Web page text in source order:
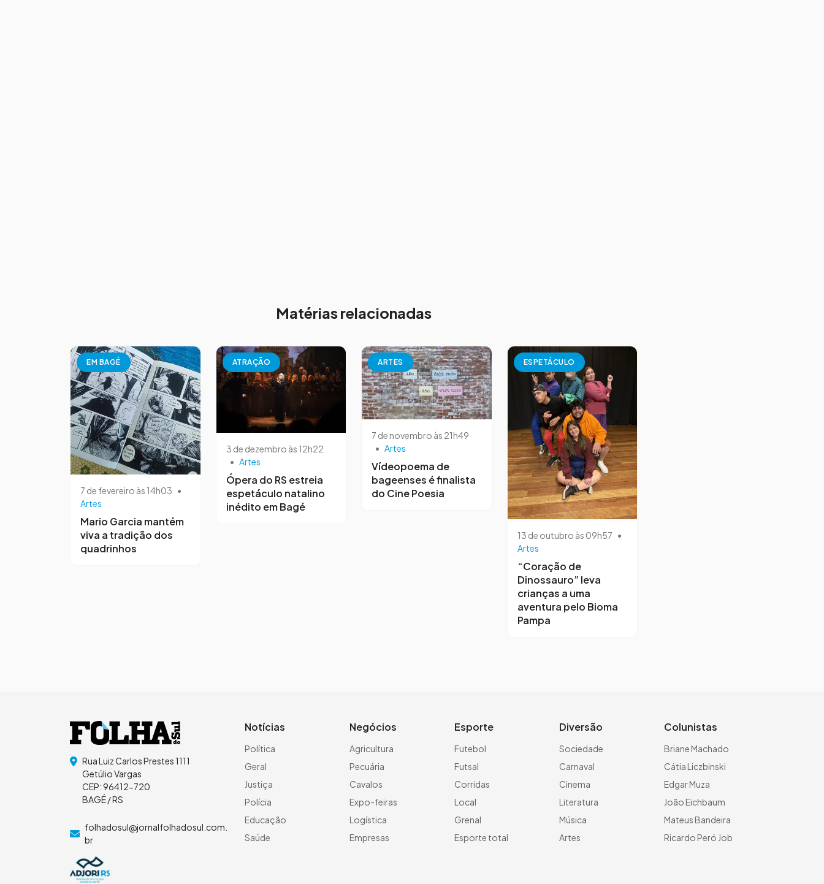
Matérias relacionadas
EM BAGÉ
7 de fevereiro às 14h03 •
Artes
Mario Garcia mantém
viva a tradição dos
quadrinhos
ATRAÇÃO
3 de dezembro às 12h22
• Artes
Ópera do RS estreia
espetáculo natalino
inédito em Bagé
ARTES
7 de novembro às 21h49
• Artes
Vídeopoema de
bageenses é finalista
do Cine Poesia
ESPETÁCULO
13 de outubro às 09h57 •
Artes
“Coração de
Dinossauro” leva
crianças a uma
aventura pelo Bioma
Pampa
Rua Luiz Carlos Prestes 1111
Getúlio Vargas
CEP: 96412-720
BAGÉ / RS
folhadosul@jornalfolhadosul.com.
br
Notícias
Política
Geral
Justiça
Polícia
Educação
Saúde
Negócios
Agricultura
Pecuária
Cavalos
Expo-feiras
Logística
Empresas
Esporte
Futebol
Futsal
Corridas
Local
Grenal
Esporte total
Diversão
Sociedade
Carnaval
Cinema
Literatura
Música
Artes
Colunistas
Briane Machado
Cátia Liczbinski
Edgar Muza
João Eichbaum
Mateus Bandeira
Ricardo Peró Job